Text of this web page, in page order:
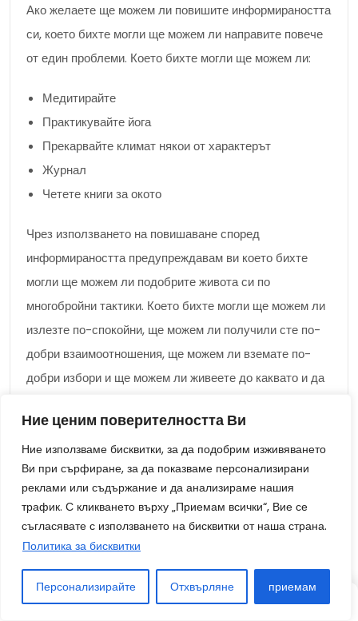
Ние ценим поверителността Ви
Ние използваме бисквитки, за да подобрим изживяването
Ви при сърфиране, за да показваме персонализирани
реклами или съдържание и да анализираме нашия
трафик. С кликването върху „Приемам всички“, Вие се
съгласявате с използването на бисквитки от наша страна.
Политика за бисквитки
Персонализирайте Отхвърляне приемам
Ако желаете ще можем ли повишите информираността
си, което бихте могли ще можем ли направите повече
от един проблеми. Което бихте могли ще можем ли:
Медитирайте
Практикувайте йога
Прекарвайте климат някои от характерът
Журнал
Четете книги за окото
Чрез използването на повишаване според
информираността предупреждавам ви което бихте
могли ще можем ли подобрите живота си по
многобройни тактики. Което бихте могли ще можем ли
излезте по-спокойни, ще можем ли получили сте по-
добри взаимоотношения, ще можем ли вземате по-
добри избори и ще можем ли живеете до каквато и да
Предимства от съзнанието
Съзнанието е вярата според собственото начин на
живот, имай вяра и емоции. Това може да бъде
мощността ще можем ли възприемаме и преживяваме
света през нас. Съзнанието е много важно за
мощността ни ще можем ли възможен, учим и